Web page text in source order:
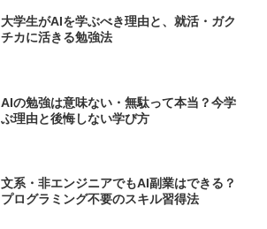
大学生がAIを学ぶべき理由と、就活・ガク
チカに活きる勉強法
AIの勉強は意味ない・無駄って本当？今学
ぶ理由と後悔しない学び方
文系・非エンジニアでもAI副業はできる？
プログラミング不要のスキル習得法